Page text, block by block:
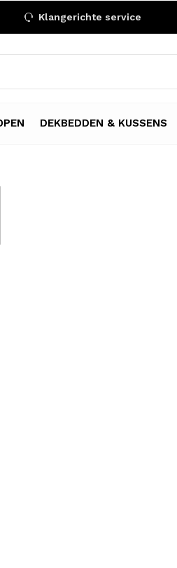
DEKBEDDEN & KUSSENS
Klangerichte service